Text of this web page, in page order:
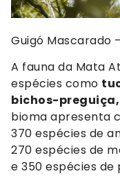
Guigó Mascarado –
A fauna da Mata
espécies como
bichos-
bioma apresenta
370 espécies de
270 espécies de
e 350 espécies de